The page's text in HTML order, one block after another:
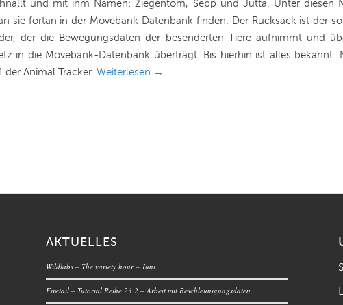
und mit ihm Namen: Ziegentom, Sepp und Jutta. Unter diesen
sie fortan in der Movebank Datenbank finden. Der Rucksack ist der
der die Bewegungsdaten der besenderten Tiere aufnimmt und
in die Movebank-Datenbank überträgt. Bis hierhin ist alles bekannt.
der Animal Tracker. Weiterlesen →
AKTUELLES
Wildlabs – The variety hour – Juni
Firetail – Tutorial Reihe 23.2 – Arbeit mit Beschleunigungsdaten